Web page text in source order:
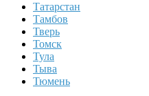
Татарстан
Тамбов
Тверь
Томск
Тула
Тыва
Тюмень